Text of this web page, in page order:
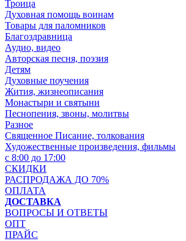
Троица
Духовная помощь воинам
Товары для паломников
Благоздравница
Аудио, видео
Авторская песня, поэзия
Детям
Духовные поучения
Жития, жизнеописания
Монастыри и святыни
Песнопения, звоны, молитвы
Разное
Священное Писание, толкования
Художественные произведения, фильмы
с 8:00 до 17:00
СКИДКИ
РАСПРОДАЖА ДО 70%
ОПЛАТА
ДОСТАВКА
ВОПРОСЫ И ОТВЕТЫ
ОПТ
ПРАЙС